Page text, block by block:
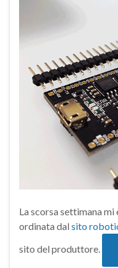
La scorsa settimana
ordinata dal sito
sito del produttore.